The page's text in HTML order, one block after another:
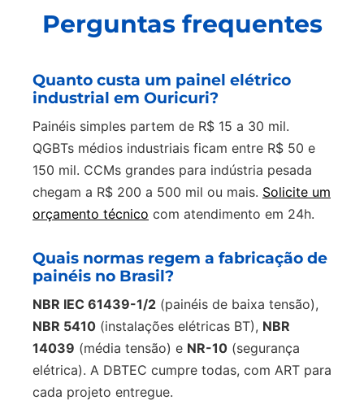
Perguntas frequentes
Quanto custa um painel elétrico
industrial em Ouricuri?
Painéis simples partem de R$ 15 a 30 mil.
QGBTs médios industriais ficam entre R$ 50 e
150 mil. CCMs grandes para indústria pesada
chegam a R$ 200 a 500 mil ou mais. Solicite um
orçamento técnico com atendimento em 24h.
Quais normas regem a fabricação de
painéis no Brasil?
NBR IEC 61439-1/2 (painéis de baixa tensão),
NBR 5410 (instalações elétricas BT), NBR
14039 (média tensão) e NR-10 (segurança
elétrica). A DBTEC cumpre todas, com ART para
cada projeto entregue.